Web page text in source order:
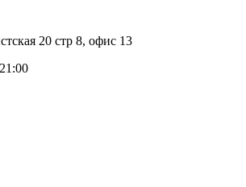
20 стр 8, офис 13